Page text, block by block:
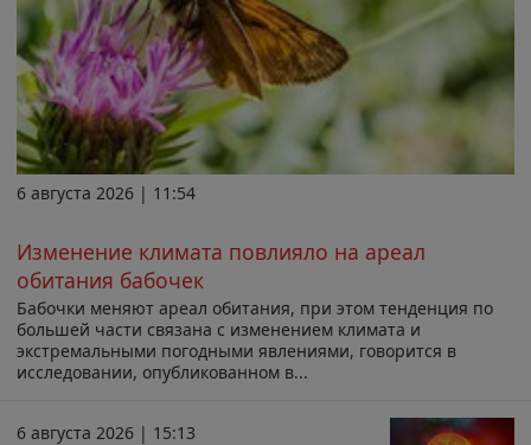
6 августа 2026 | 11:54
Изменение климата повлияло на ареал
обитания бабочек
Бабочки меняют ареал обитания, при этом тенденция по
большей части связана с изменением климата и
экстремальными погодными явлениями, говорится в
исследовании, опубликованном в...
6 августа 2026 | 15:13